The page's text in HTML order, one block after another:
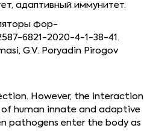
адаптивный иммунитет.
фор-
6821-2020-4-1-38-41.
G.V. Poryadin Pirogov
However, the interaction
of human innate and adaptive
pathogens enter the body as